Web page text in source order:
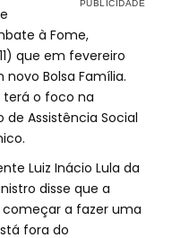
à Fome,
que em fevereiro
Bolsa Família.
terá o foco na
Assistência Social
Luiz Inácio Lula da
disse que a
a fazer uma
fora do